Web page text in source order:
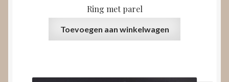
Ring met parel
Toevoegen aan winkelwagen